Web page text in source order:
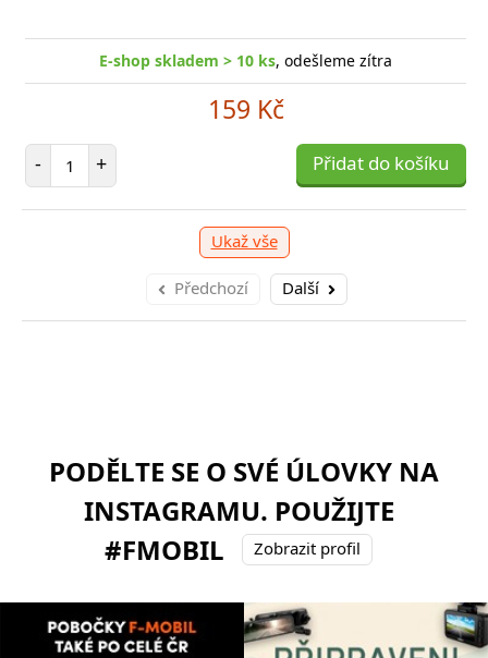
E-shop skladem > 10 ks, odešleme zítra
159 Kč
- Počet položek
+ Přidat do košíku
Ukaž vše
Předchozí Další
E-shop skladem > 10 ks, odešleme zítra
položek
+ Přidat do košíku -
PODĚLTE SE O SVÉ ÚLOVKY NA
INSTAGRAMU. POUŽIJTE
#FMOBIL
Zobrazit profil